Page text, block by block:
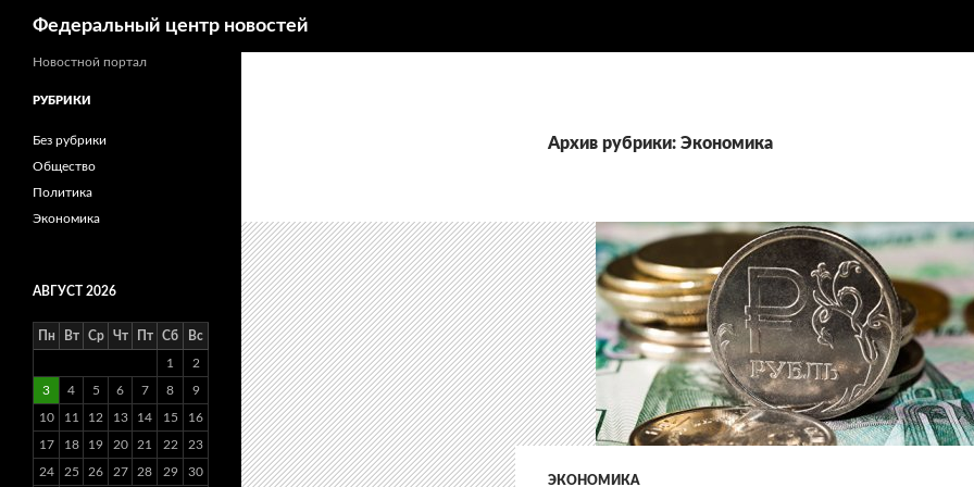
Федеральный центр новостей
Архив рубрики: Экономика
ЭКОНОМИКА
Новостной портал
РУБРИКИ
Без рубрики
Общество
Политика
Экономика
АВГУСТ 2026
Пн Вт Ср Чт Пт Сб Вс
1 2
3 4 5 6 7 8 9
10 11 12 13 14 15 16
17 18 19 20 21 22 23
24 25 26 27 28 29 30